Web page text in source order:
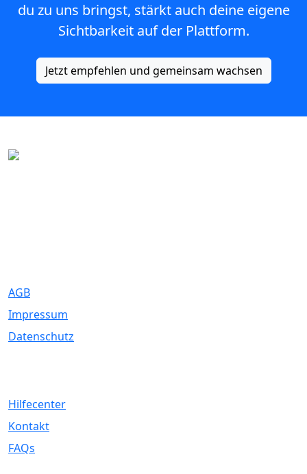
du zu uns bringst, stärkt auch deine eigene
Sichtbarkeit auf der Plattform.
Jetzt empfehlen und gemeinsam wachsen
AGB
Impressum
Datenschutz
Hilfecenter
Kontakt
FAQs